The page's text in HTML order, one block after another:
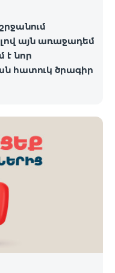
այն առաջադեմ
է նոր
հատուկ ծրագիր